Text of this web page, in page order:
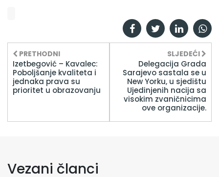
PRETHODNI
Izetbegović – Kavalec:
Poboljšanje kvaliteta i
jednaka prava su
prioritet u obrazovanju
SLJEDEĆI
Delegacija Grada
Sarajevo sastala se u
New Yorku, u sjedištu
Ujedinjenih nacija sa
visokim zvaničnicima
ove organizacije.
Vezani članci